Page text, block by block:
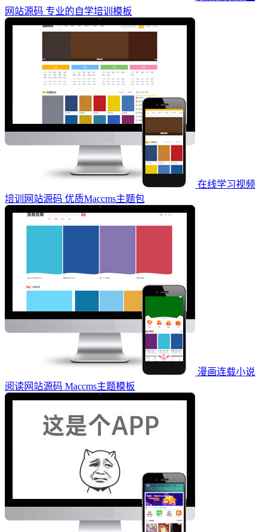
网站源码 专业的自学培训模板
在线学习视频
培训网站源码 优质Maccms主题包
漫画连载小说
阅读网站源码 Maccms主题模板